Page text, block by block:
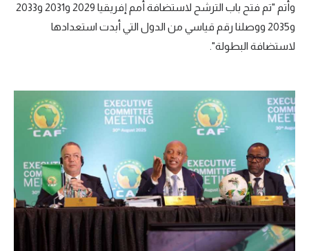
ميركاتو
تحقيق في الجول
تحليل في الجول
حكايات في الجول
كويز في الجول
فيديو في الجول
وأتم "تم فتح باب الترشح لاستضافة أمم إفريقيا 2029 و2031 و2033
و2035 ووصلنا رقم قياسي من الدول التي أبدت استعدادها
لاستضافة البطولة".